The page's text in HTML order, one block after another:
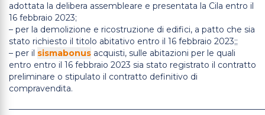
adottata la delibera assembleare e presentata la Cila entro il
16 febbraio 2023;
– per la demolizione e ricostruzione di edifici, a patto che sia
stato richiesto il titolo abitativo entro il 16 febbraio 2023;;
– per il sismabonus acquisti, sulle abitazioni per le quali
entro entro il 16 febbraio 2023 sia stato registrato il contratto
preliminare o stipulato il contratto definitivo di
compravendita.